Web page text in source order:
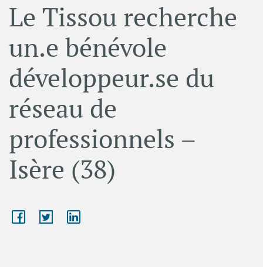
Le Tissou recherche
un.e bénévole
développeur.se du
réseau de
professionnels –
Isère (38)